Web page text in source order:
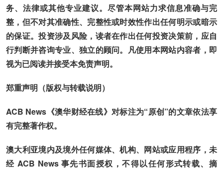
务、法律或其他专业建议。尽管本网站力求信息准确与完
整，但不对其准确性、完整性或时效性作出任何明示或暗示
的保证。投资涉及风险，读者在作出任何投资决策前，应自
行判断并咨询专业、独立的顾问。凡使用本网站内容者，即
视为已阅读并接受本免责声明。
郑重声明（版权与转载说明）
ACB News《澳华财经在线》对标注为“原创”的文章依法享
有完整著作权。
澳大利亚境内及境外任何媒体、机构、网站或应用程序，未
经 ACB News 事先书面授权，不得以任何形式转载、摘